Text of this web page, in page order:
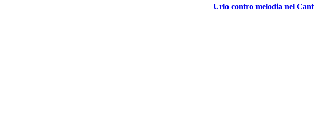
Urlo contro melodia nel